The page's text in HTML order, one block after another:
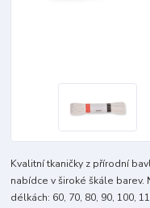
Kvalitní tkaničky z přírodní
nabídce v široké škále barev.
délkách: 60, 70, 80, 90, 100,